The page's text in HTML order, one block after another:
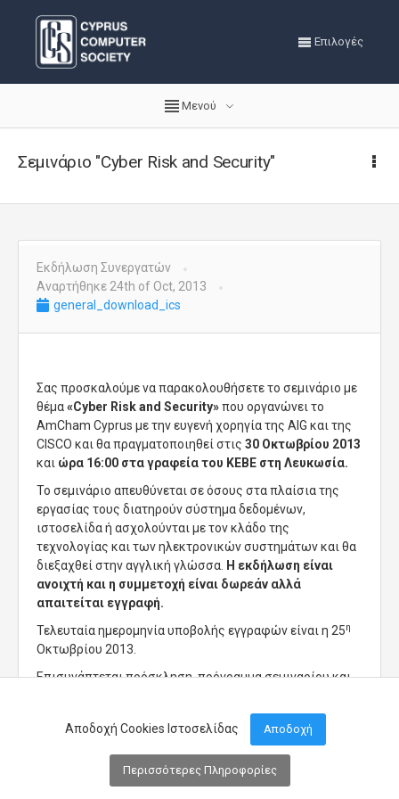
Αποδοχή Cookies Ιστοσελίδας Αποδοχή
Περισσότερες Πληροφορίες
Επιλογές
Μενού
Σεμινάριο "Cyber Risk and Security"
Εκδήλωση Συνεργατών
Αναρτήθηκε 24th of Oct, 2013
general_download_ics
Σας προσκαλούμε να παρακολουθήσετε το σεμινάριο με
θέμα«Cyber Risk and Security»που οργανώνει το
AmCham Cyprus με την ευγενή χορηγία της AIG και της
CISCO και θα πραγματοποιηθεί στις 30 Οκτωβρίου 2013
και ώρα 16:00 στα γραφεία του ΚΕΒΕ στη Λευκωσία.
Το σεμινάριο απευθύνεται σε όσους στα πλαίσια της
εργασίας τους διατηρούν σύστημα δεδομένων,
ιστοσελίδα ή ασχολούνται με τον κλάδο της
τεχνολογίας και των ηλεκτρονικών συστημάτων και θα
διεξαχθεί στην αγγλική γλώσσα. Η εκδήλωση είναι
ανοιχτή και η συμμετοχή είναι δωρεάν αλλά
απαιτείται εγγραφή.
Τελευταία ημερομηνία υποβολής εγγραφών είναι η 25η
Οκτωβρίου 2013.
Επισυνάπτεται πρόσκληση, πρόγραμμα σεμιναρίου και
Μενού